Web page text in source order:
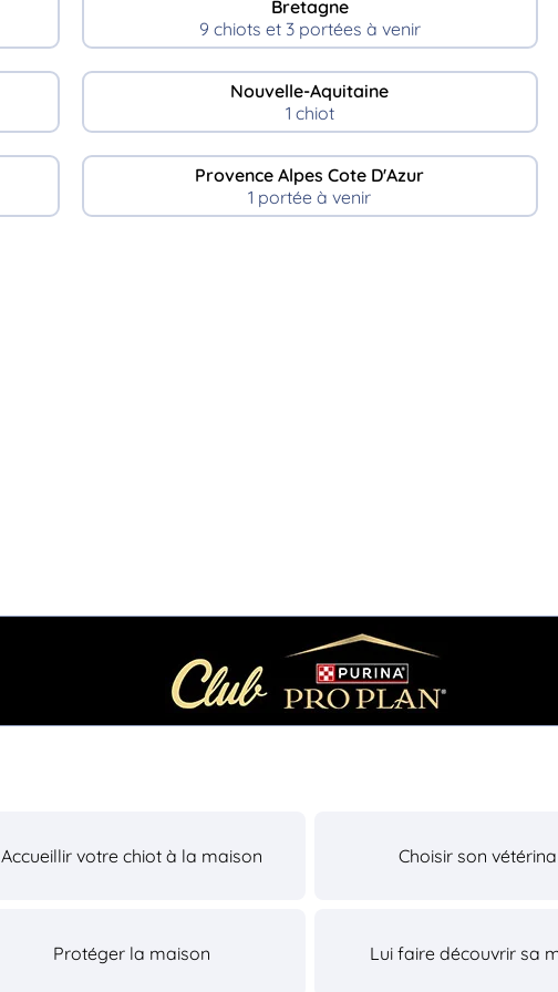
Bretagne
9 chiots et 3 portées à venir
Nouvelle-Aquitaine
1 chiot
Provence Alpes Cote D'Azur
1 portée à venir
Accueillir votre chiot à la maison Choisir son
Protéger la maison Lui faire découvrir sa